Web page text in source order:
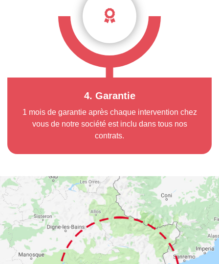
4. Garantie
1 mois de garantie après chaque intervention chez
vous de notre société est inclu dans tous nos
contrats.